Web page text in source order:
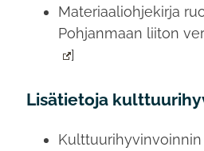
Materiaaliohjekirja
Pohjanmaan liiton
]
Lisätietoja